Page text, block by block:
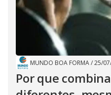
MUNDO BOA FORMA/25/
Por que